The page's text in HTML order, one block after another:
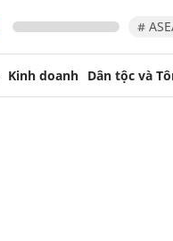
#
Kinh doanh Dân tộc và